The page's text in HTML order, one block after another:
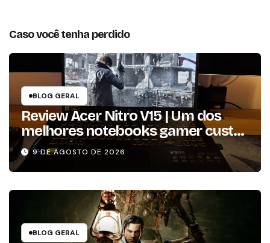
Caso você tenha perdido
BLOG GERAL
Review Acer Nitro V15 | Um dos
melhores notebooks gamer custo-
benefício de hoje
9 DE AGOSTO DE 2026
BLOG GERAL